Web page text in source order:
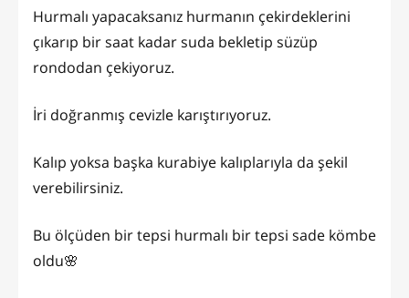
Hurmalı yapacaksanız hurmanın çekirdeklerini
çıkarıp bir saat kadar suda bekletip süzüp
rondodan çekiyoruz.
İri doğranmış cevizle karıştırıyoruz.
Kalıp yoksa başka kurabiye kalıplarıyla da şekil
verebilirsiniz.
Bu ölçüden bir tepsi hurmalı bir tepsi sade kömbe
oldu🌸